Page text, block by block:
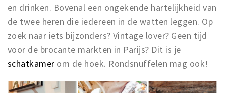
en drinken. Bovenal een ongekende hartelijkheid van
de twee heren die iedereen in de watten leggen. Op
zoek naar iets bijzonders? Vintage lover? Geen tijd
voor de brocante markten in Parijs? Dit is je
schatkamer om de hoek. Rondsnuffelen mag ook!